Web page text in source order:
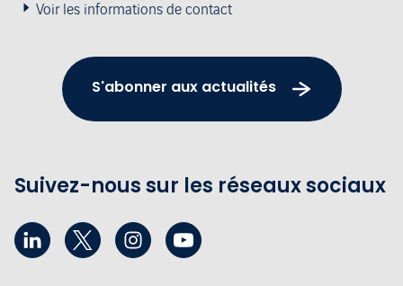
Voir les informations de contact
S'abonner aux actualités
Suivez-nous sur les réseaux sociaux